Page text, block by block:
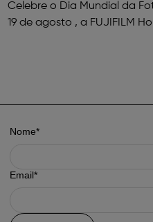
Celebre o Dia Mundial da
19 de agosto , a FUJIFILM
Nome*
Email*